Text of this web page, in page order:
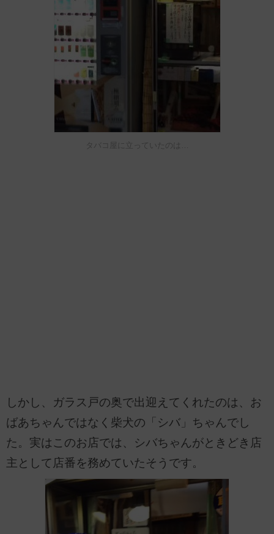
タバコ屋に立っていたのは…
しかし、ガラス戸の奥で出迎えてくれたのは、お
ばあちゃんではなく柴犬の「シバ」ちゃんでし
た。実はこのお店では、シバちゃんがときどき店
主として店番を務めていたそうです。